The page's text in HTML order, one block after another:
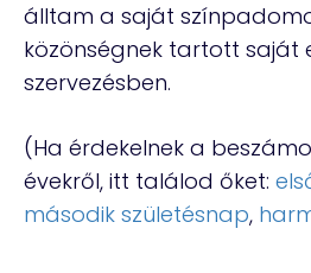
álltam a saját
közönségnek tartott saját
szervezésben.
(Ha érdekelnek a
évekről, itt találod őket:
második születésnap,